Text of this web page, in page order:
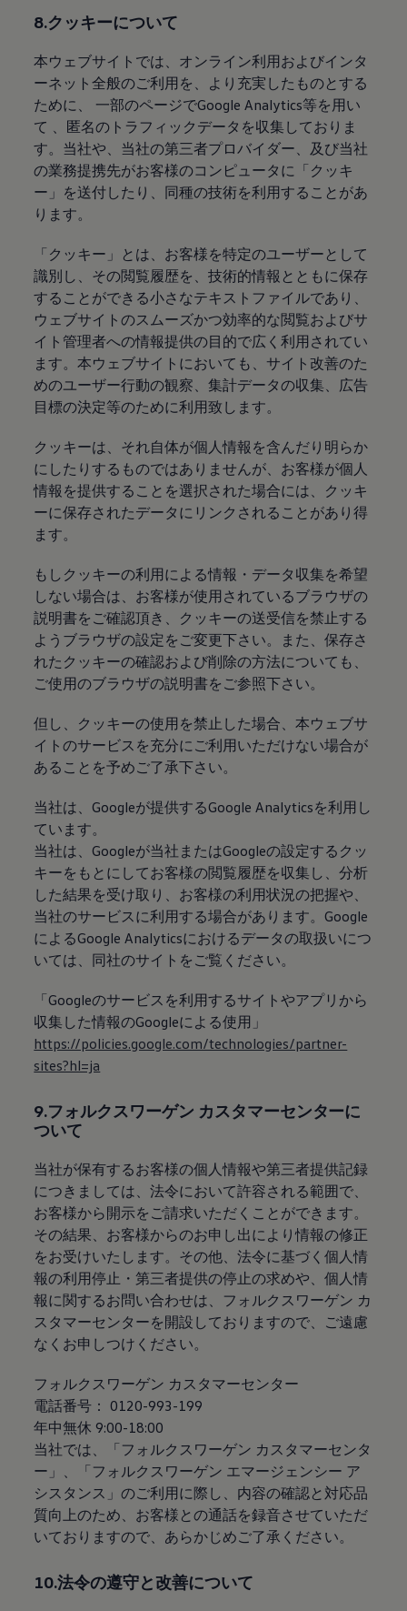
8.クッキーについて
本ウェブサイトでは、オンライン利用およびインタ
ーネット全般のご利用を、より充実したものとする
ために、 一部のページでGoogle Analytics等を用い
て 、匿名のトラフィックデータを収集しておりま
す。当社や、当社の第三者プロバイダー、及び当社
の業務提携先がお客様のコンピュータに「クッキ
ー」を送付したり、同種の技術を利用することがあ
ります。
「クッキー」とは、お客様を特定のユーザーとして
識別し、その閲覧履歴を、技術的情報とともに保存
することができる小さなテキストファイルであり、
ウェブサイトのスムーズかつ効率的な閲覧およびサ
イト管理者への情報提供の目的で広く利用されてい
ます。本ウェブサイトにおいても、サイト改善のた
めのユーザー行動の観察、集計データの収集、広告
目標の決定等のために利用致します。
クッキーは、それ自体が個人情報を含んだり明らか
にしたりするものではありませんが、お客様が個人
情報を提供することを選択された場合には、クッキ
ーに保存されたデータにリンクされることがあり得
ます。
もしクッキーの利用による情報・データ収集を希望
しない場合は、お客様が使用されているブラウザの
説明書をご確認頂き、クッキーの送受信を禁止する
ようブラウザの設定をご変更下さい。また、保存さ
れたクッキーの確認および削除の方法についても、
ご使用のブラウザの説明書をご参照下さい。
但し、クッキーの使用を禁止した場合、本ウェブサ
イトのサービスを充分にご利用いただけない場合が
あることを予めご了承下さい。
当社は、Googleが提供するGoogle Analyticsを利用し
ています。
当社は、Googleが当社またはGoogleの設定するクッ
キーをもとにしてお客様の閲覧履歴を収集し、分析
した結果を受け取り、お客様の利用状況の把握や、
当社のサービスに利用する場合があります。Google
によるGoogle Analyticsにおけるデータの取扱いにつ
いては、同社のサイトをご覧ください。
「Googleのサービスを利用するサイトやアプリから
収集した情報のGoogleによる使用」
https://policies.google.com/technologies/partner-
sites?hl=ja
9.フォルクスワーゲン カスタマーセンターに
ついて
当社が保有するお客様の個人情報や第三者提供記録
につきましては、法令において許容される範囲で、
お客様から開示をご請求いただくことができます。
その結果、お客様からのお申し出により情報の修正
をお受けいたします。その他、法令に基づく個人情
報の利用停止・第三者提供の停止の求めや、個人情
報に関するお問い合わせは、フォルクスワーゲン カ
スタマーセンターを開設しておりますので、ご遠慮
なくお申しつけください。
フォルクスワーゲン カスタマーセンター
電話番号： 0120-993-199
年中無休 9:00-18:00
当社では、「フォルクスワーゲン カスタマーセンタ
ー」、「フォルクスワーゲン エマージェンシー ア
シスタンス」のご利用に際し、内容の確認と対応品
質向上のため、お客様との通話を録音させていただ
いておりますので、あらかじめご了承ください。
10.法令の遵守と改善について